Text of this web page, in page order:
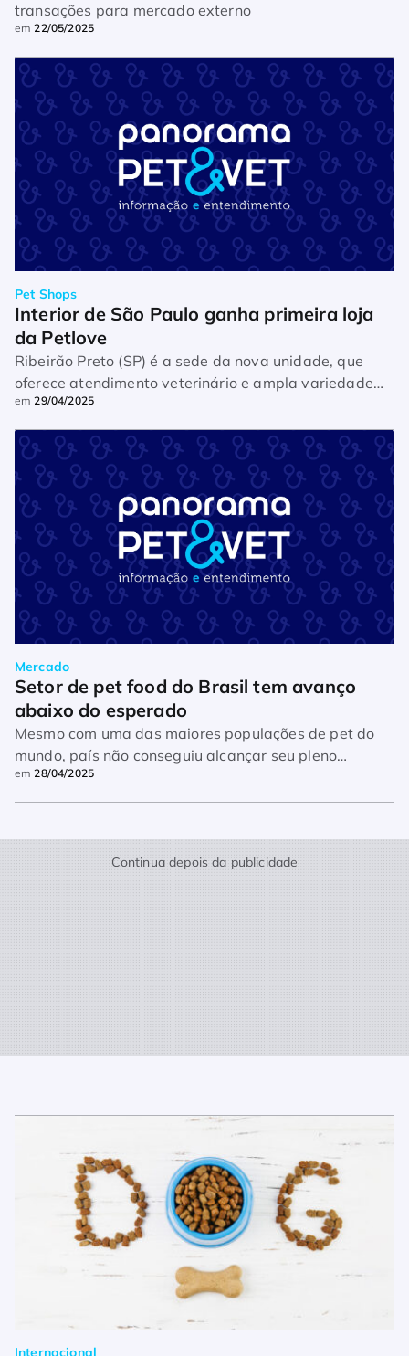
transações para mercado externo
em22/05/2025
Pet Shops
Interior de São Paulo ganha primeira loja
da Petlove
Ribeirão Preto (SP) é a sede da nova unidade, que
oferece atendimento veterinário e ampla variedade
de serviços e produtos para pets
em29/04/2025
Mercado
Setor de pet food do Brasil tem avanço
abaixo do esperado
Mesmo com uma das maiores populações de pet do
mundo, país não conseguiu alcançar seu pleno
potencial
em28/04/2025
Continua depois da publicidade
Internacional